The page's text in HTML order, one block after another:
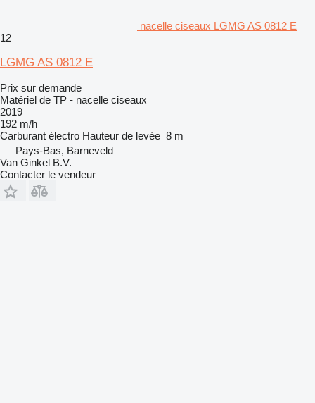
nacelle ciseaux LGMG AS 0812 E
12
LGMG AS 0812 E
Prix sur demande
Matériel de TP - nacelle ciseaux
2019
192 m/h
Carburant électro Hauteur de levée 8 m
Pays-Bas, Barneveld
Van Ginkel B.V.
Contacter le vendeur